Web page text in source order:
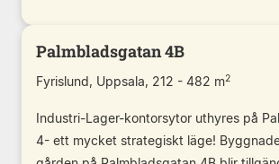
Palmbladsgatan 4B
Fyrislund, Uppsala, 212 - 482 m2
Industri-Lager-kontorsytor uthyres på
4- ett mycket strategiskt läge!